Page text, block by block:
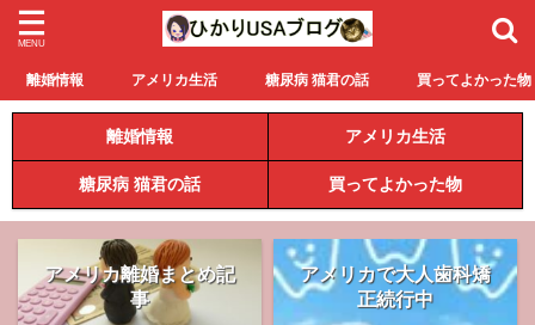
離婚情報 アメリカ生活 糖尿病 猫君の話 買ってよかった物
離婚情報 アメリカ生活
糖尿病 猫君の話 買ってよかった物
アメリカ離婚まとめ記
事
アメリカで大人歯科矯
正続行中